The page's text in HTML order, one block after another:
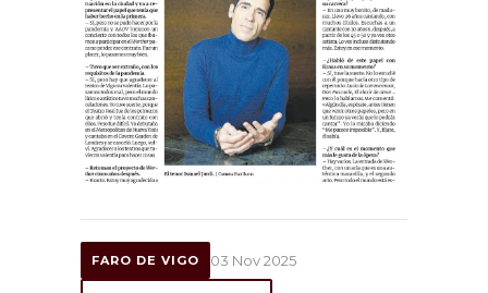
FARO DE VIGO 03 Nov 2025